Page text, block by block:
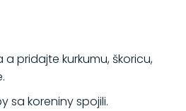
pridajte kurkumu, škoricu,
sa koreniny spojili.